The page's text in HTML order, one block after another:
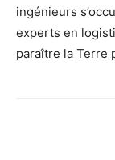
ingénieurs
experts en
paraître la Terre